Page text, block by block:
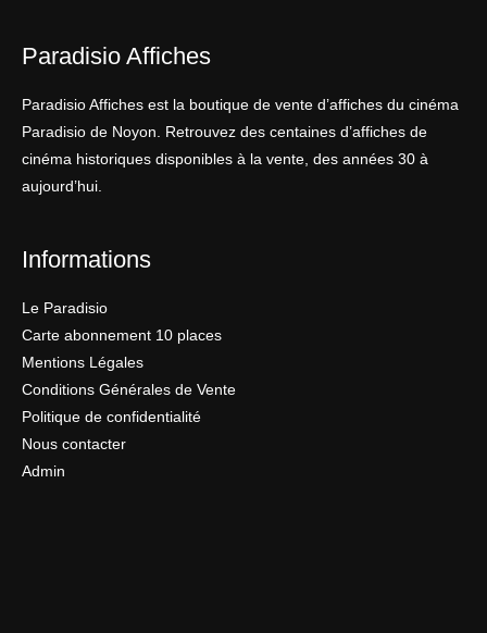
Paradisio Affiches
Paradisio Affiches est la boutique de vente d’affiches du cinéma
Paradisio de Noyon. Retrouvez des centaines d’affiches de
cinéma historiques disponibles à la vente, des années 30 à
aujourd’hui.
Informations
Le Paradisio
Carte abonnement 10 places
Mentions Légales
Conditions Générales de Vente
Politique de confidentialité
Nous contacter
Admin